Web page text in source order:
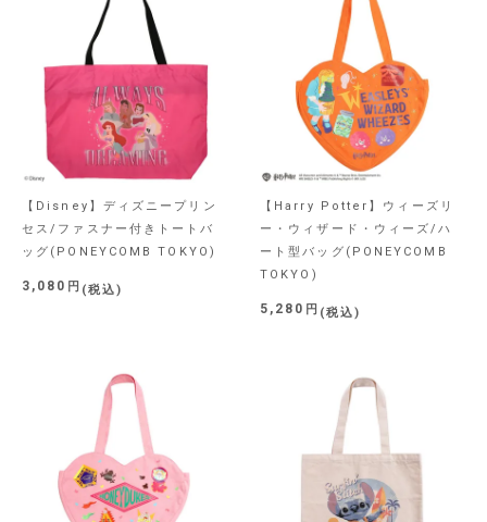
【Disney】ディズニープリン
セス/ファスナー付きトートバ
ッグ(PONEYCOMB TOKYO)
3,080 税込
【Harry Potter】ウィーズリ
ー・ウィザード・ウィーズ/ハ
ート型バッグ(PONEYCOMB
TOKYO)
5,280 税込